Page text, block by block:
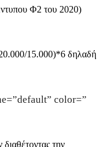
Φ2 του 2020)
15.000)*6 δηλαδή
color=”
διαθέτοντας την